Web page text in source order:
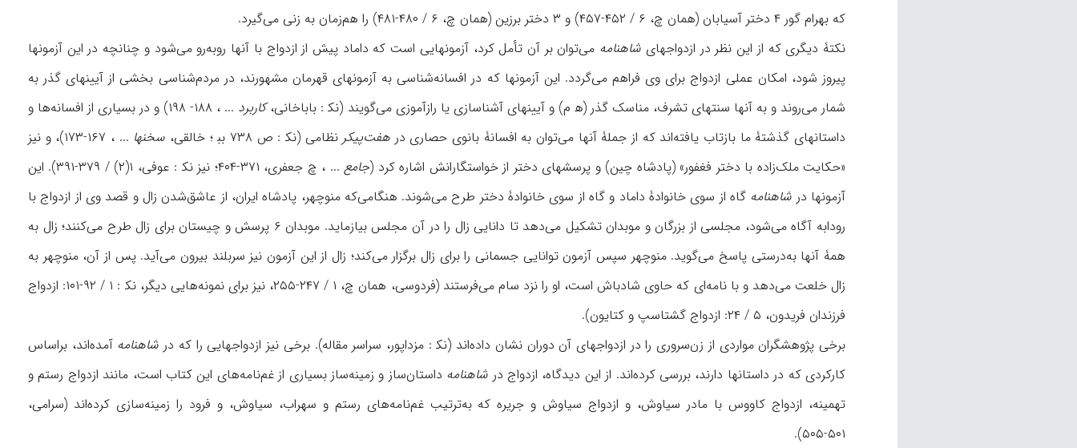
که بهرام گور ۴ دختر آسیابان (همان چ، ۶ / ۴۵۲-۴۵۷) و ۳ دختر برزین (همان چ، ۶ / ۴۸۰-۴۸۱) را هم‌زمان به زنی می‌گیرد.
نکتۀ دیگری که از این نظر در ازدواجهای شاهنامه می‌توان بر آن تأمل کرد، آزمونهایی است که داماد پیش از ازدواج با آنها روبه‌رو می‌شود و چنانچه در این آزمونها
پیروز شود، امکان عملی ازدواج برای وی فراهم می‌گردد. این آزمونها که در افسانه‌شناسی به آزمونهای قهرمان مشهورند، در مردم‌شناسی بخشی از آیینهای گذر به
شمار می‌روند و به آنها سنتهای تشرف، مناسک گذر (ه‍ م) و آیینهای آشناسازی یا رازآموزی می‌گویند (نک‍ : باباخانی،کاربرد
... ، ۱۸۸- ۱۹۸) و در بسیاری از افسانه‌ها و
داستانهای گذشتۀ ما بازتاب یافته‌اند که از جملۀ آنها می‌توان به افسانۀ بانوی حصاری در هفت‌پیکرنظامی (نک‍ : ص ۷۳۸ بب‍ ؛ خالقی، سخنها
... ، ۱۶۷-۱۷۳)، و نیز
«حکایت ملک‌زاده با دختر فغفور» (پادشاه چین) و پرسشهای دختر از خواستگارانش اشاره کرد (جامع
... ، چ جعفری، ۳۷۱-۴۰۴؛ نیز نک‍ : عوفی، ۱(۲) / ۳۷۹-۳۹۱). این
آزمونها در شاهنامه گاه از سوی خانوادۀ داماد و گاه از سوی خانوادۀ دختر طرح می‌شوند. هنگامی‌که منوچهر، پادشاه ایران، از عاشق‌شدن زال و قصد وی از ازدواج با
رودابه آگاه می‌شود، مجلسی از بزرگان و موبدان تشکیل می‌دهد تا دانایی زال را در آن مجلس بیازماید. موبدان ۶ پرسش و چیستان برای زال طرح می‌کنند؛ زال به
همۀ آنها به‌درستی پاسخ می‌گوید. منوچهر سپس آزمون توانایی جسمانی را برای زال برگزار می‌کند؛ زال از این آزمون نیز سربلند بیرون می‌آید. پس از آن، منوچهر به
زال خلعت می‌دهد و با نامه‌ای که حاوی شادباش است، او را نزد سام می‌فرستند (فردوسی، همان چ، ۱ / ۲۴۷-۲۵۵، نیز برای نمونه‌هایی دیگر، نک‍ : ۱ / ۹۲-۱۰۱: ازدواج
فرزندان فریدون، ۵ / ۲۴: ازدواج گشتاسپ و کتایون).
برخی پژوهشگران مواردی از زن‌سروری را در ازدواجهای آن دوران نشان داده‌اند (نک‍ : مزداپور، سراسر مقاله). برخی نیز ازدواجهایی را که در شاهنامهآمده‌اند، براساس
کارکردی که در داستانها دارند، بررسی کرده‌اند. از این دیدگاه، ازدواج در شاهنامه داستان‌ساز و زمینه‌ساز بسیاری از غم‌نامه‌های این کتاب است، مانند ازدواج رستم و
تهمینه، ازدواج کاووس با مادر سیاوش، و ازدواج سیاوش و جریره که به‌ترتیب غم‌نامه‌های رستم و سهراب، سیاوش، و فرود را زمینه‌سازی کرده‌اند (سرامی،
۵۰۱-۵۰۵).